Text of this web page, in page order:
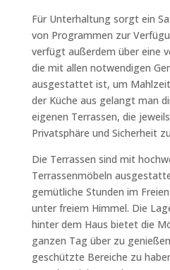
Für Unterhaltung sorgt ein
von Programmen zur
verfügt außerdem über eine
die mit allen notwendigen
ausgestattet ist, um
der Küche aus gelangt man
eigenen Terrassen, die
Privatsphäre und Sicherheit
Die Terrassen sind mit
Terrassenmöbeln
gemütliche Stunden im
unter freiem Himmel. Die
hinter dem Haus bietet die
ganzen Tag über zu
geschützte Bereiche zu